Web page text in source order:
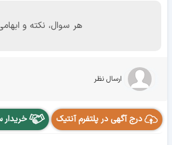
هر سوال، نکته و
ارسال نظر
درج آگهی در پلتفرم آنتیک